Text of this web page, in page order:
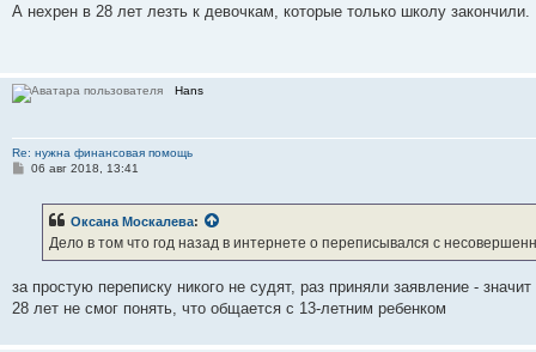
о
и
е
А нехрен в 28 лет лезть к девочкам, которые только школу закончили.
Hans
Re: нужна финансовая помощь
С
е
06 авг 2018, 13:41
Оксана Москалева:
Дело в том что год назад в интернете о переписывался с
за простую переписку никого не судят, раз приняли заявление -
28 лет не смог понять, что общается с 13-летним ребенком